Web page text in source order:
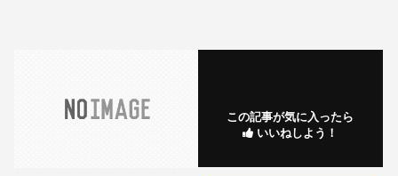
この記事が気に入ったら
いいねしよう！